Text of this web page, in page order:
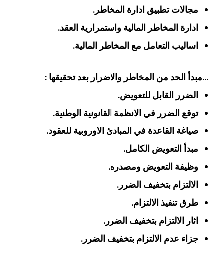
مجالات تطبيق ادارة المخاطر.
ادارة المخاطر المالية واستمرارية العقد.
اساليب التعامل مع المخاطر المالية.
…مبدأ الحد من المخاطر والاضرار بعد تحقيقها :
الضرر القابل للتعويض.
توقع الضرر في الانظمة القانونية الوطنية.
صياغة القاعدة في المبادئ الاوروبية للعقود.
مبدأ التعويض الكامل.
وظيفة التعويض ومصدره.
الالتزام بتخفيف الضرر.
طرق تنفيذ الالتزام.
اثار الالتزام بتخفيف الضرر.
جزاء عدم الالتزام بتخفيف الضرر.